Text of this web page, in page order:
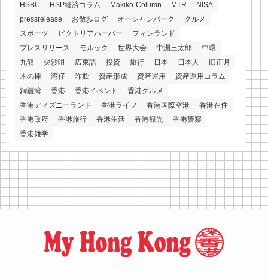
HSBC HSP経済コラム Makiko-Column MTR
NISA
pressrelease
お散歩ログ オーシャンパーク
グルメ
スポーツ
ビクトリアハーバー
フィンランド
プレスリリース
モルック 世界大会 中洲三太郎
中環
九龍
尖沙咀 広東語 投資 旅行 日本 日本人
旧正月
木の棒
湾仔 詐欺 資産形成 資産運用
資産運用コラム
銅鑼湾
香港 香港イベント
香港グルメ
香港ディズニーランド
香港ライフ 香港国際空港
香港在住
香港政府
香港旅行 香港生活 香港観光
香港警察
香港雑学